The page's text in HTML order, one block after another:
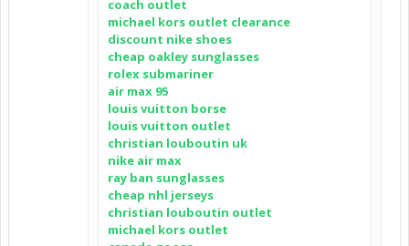
coach outlet
michael kors outlet clearance
discount nike shoes
cheap oakley sunglasses
rolex submariner
air max 95
louis vuitton borse
louis vuitton outlet
christian louboutin uk
nike air max
ray ban sunglasses
cheap nhl jerseys
christian louboutin outlet
michael kors outlet